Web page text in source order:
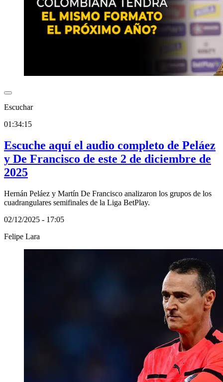
Escuchar
01:34:15
Escuche aquí el audio completo de Peláez
y De Francisco de este 2 de diciembre de
2025
Hernán Peláez y Martín De Francisco analizaron los grupos de los
cuadrangulares semifinales de la Liga BetPlay.
02/12/2025 - 17:05
Felipe Lara